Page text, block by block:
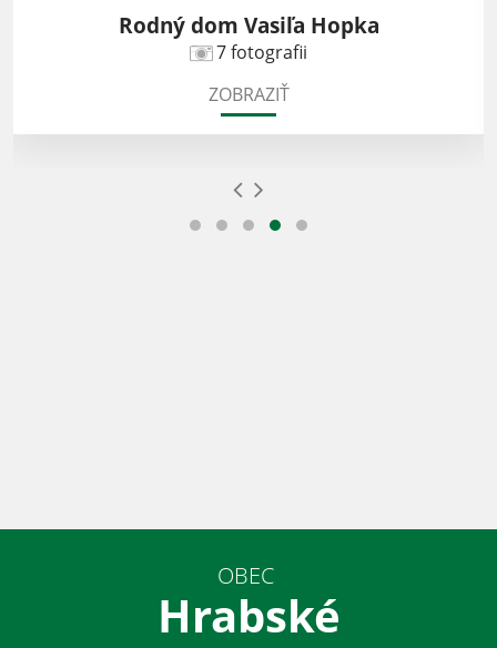
Rodný dom Vasiľa Hopka
7 fotografii
ZOBRAZIŤ
OBEC
Hrabské